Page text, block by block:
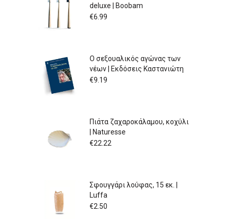
deluxe | Boobam
€6.99
Ο σεξουαλικός αγώνας των
νέων | Εκδόσεις Καστανιώτη
€9.19
Πιάτα ζαχαροκάλαμου, κοχύλι
| Naturesse
€22.22
Σφουγγάρι λούφας, 15 εκ. |
Luffa
€2.50